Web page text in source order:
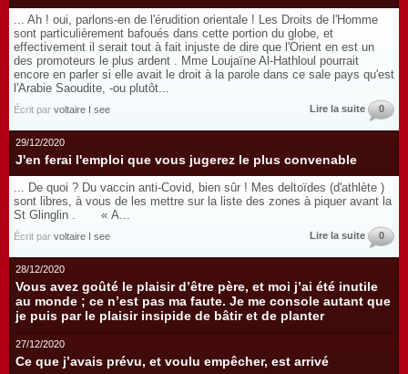
... Ah ! oui, parlons-en de l'érudition orientale ! Les Droits de l'Homme
sont particulièrement bafoués dans cette portion du globe, et
effectivement il serait tout à fait injuste de dire que l'Orient en est un
des promoteurs le plus ardent . Mme Loujaïne Al-Hathloul pourrait
encore en parler si elle avait le droit à la parole dans ce sale pays qu'est
l'Arabie Saoudite, -ou plutôt...
Écrit par voltaire I see Lire la suite 0
29/12/2020
J'en ferai l'emploi que vous jugerez le plus convenable
... De quoi ? Du vaccin anti-Covid, bien sûr ! Mes deltoïdes (d'athlète )
sont libres, à vous de les mettre sur la liste des zones à piquer avant la
St Glinglin . « A...
Écrit par voltaire I see Lire la suite 0
28/12/2020
Vous avez goûté le plaisir d’être père, et moi j’ai été inutile
au monde ; ce n’est pas ma faute. Je me console autant que
je puis par le plaisir insipide de bâtir et de planter
27/12/2020
Ce que j’avais prévu, et voulu empêcher, est arrivé